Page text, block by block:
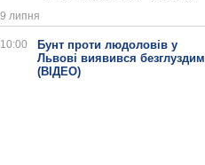
9 липня
10:00
Бунт проти людоловів у
Львові виявився безглуздим
(ВІДЕО)